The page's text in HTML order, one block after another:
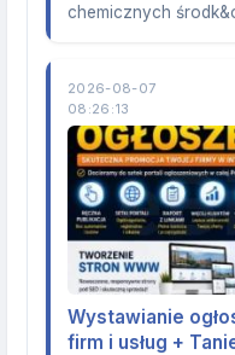
chemicznych
2026-08-07
08:26:13
Wystawianie
firm i